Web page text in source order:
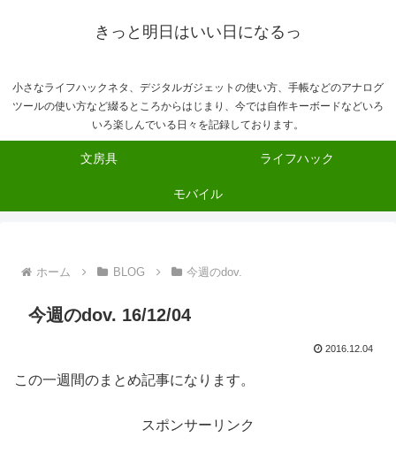
きっと明日はいい日になるっ
小さなライフハックネタ、デジタルガジェットの使い方、手帳などのアナログ
ツールの使い方など綴るところからはじまり、今では自作キーボードなどいろ
いろ楽しんでいる日々を記録しております。
文房具 ライフハック
モバイル
ホーム BLOG 今週のdov.
今週のdov. 16/12/04
2016.12.04
この一週間のまとめ記事になります。
スポンサーリンク